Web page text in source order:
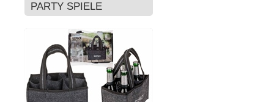
PARTY SPIELE